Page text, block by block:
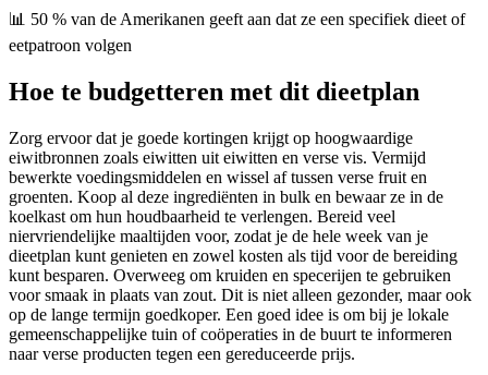
📊 50 % van de Amerikanen geeft aan dat ze een specifiek dieet of
eetpatroon volgen
Hoe te budgetteren met dit dieetplan
Zorg ervoor dat je goede kortingen krijgt op hoogwaardige
eiwitbronnen zoals eiwitten uit eiwitten en verse vis. Vermijd
bewerkte voedingsmiddelen en wissel af tussen verse fruit en
groenten. Koop al deze ingrediënten in bulk en bewaar ze in de
koelkast om hun houdbaarheid te verlengen. Bereid veel
niervriendelijke maaltijden voor, zodat je de hele week van je
dieetplan kunt genieten en zowel kosten als tijd voor de bereiding
kunt besparen. Overweeg om kruiden en specerijen te gebruiken
voor smaak in plaats van zout. Dit is niet alleen gezonder, maar ook
op de lange termijn goedkoper. Een goed idee is om bij je lokale
gemeenschappelijke tuin of coöperaties in de buurt te informeren
naar verse producten tegen een gereduceerde prijs.